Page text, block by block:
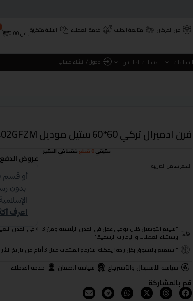
عن الحركان متابعة الطلب خدمة العملاء اسئلة متكررةر.س0.00
النشافات غسالات الملابس دخول / انشاء حساب
فرن ادميرال تركي 60*60 ستيل موديل ADFT6402GFZM
السعر شامل الضريبة
متبقي0 قطع فقط في المتجر
عروض الدفع
"سيتم التوصيل خلال يومي عمل في المدن الرئيسية ومن 3- 4 في المدن البعيدة.
بإستثناء العطلات و الإجازات الرسمية."
"استمتع بالتسوق بكل راحة! يمكنك استرجاع المنتجات خلال 3 أيام من تاريخ الشراء بكل سهولة."
سياسة الأستبدال والأسترجاع سياسة الضمان خدمة العملاء
قم بالمشاركة